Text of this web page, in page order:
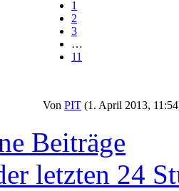
1
2
3
…
11
Von PIT (1. April 2013,
Beiträge
letzten 24